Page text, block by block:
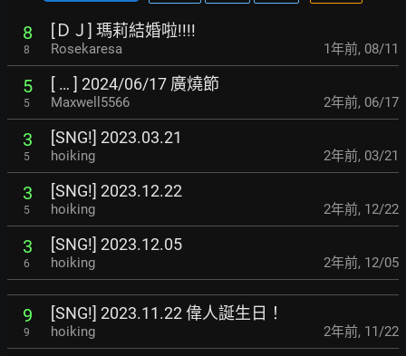
8
8
[ＤＪ] 瑪莉結婚啦!!!!
Rosekaresa 1年前, 08/11
5
5
[ … ] 2024/06/17 廣燒節
Maxwell5566 2年前, 06/17
3
5
[SNG!] 2023.03.21
hoiking 2年前, 03/21
3
5
[SNG!] 2023.12.22
hoiking 2年前, 12/22
3
6
[SNG!] 2023.12.05
hoiking 2年前, 12/05
9
9
[SNG!] 2023.11.22 偉人誕生日！
hoiking 2年前, 11/22